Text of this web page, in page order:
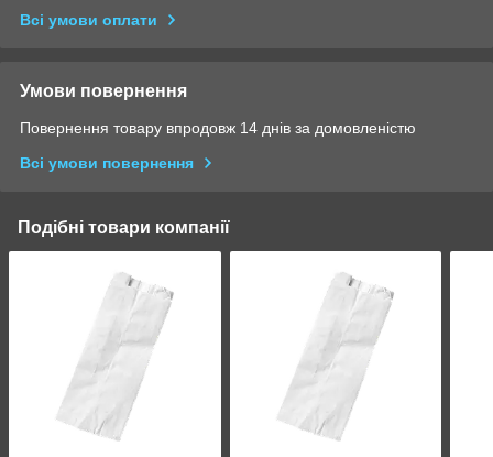
Всі умови оплати
Умови повернення
Повернення товару впродовж 14 днів за домовленістю
Всі умови повернення
Подібні товари компанії